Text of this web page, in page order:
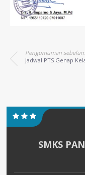
Pengumuman
Jadwal PTS Genap
SMKS